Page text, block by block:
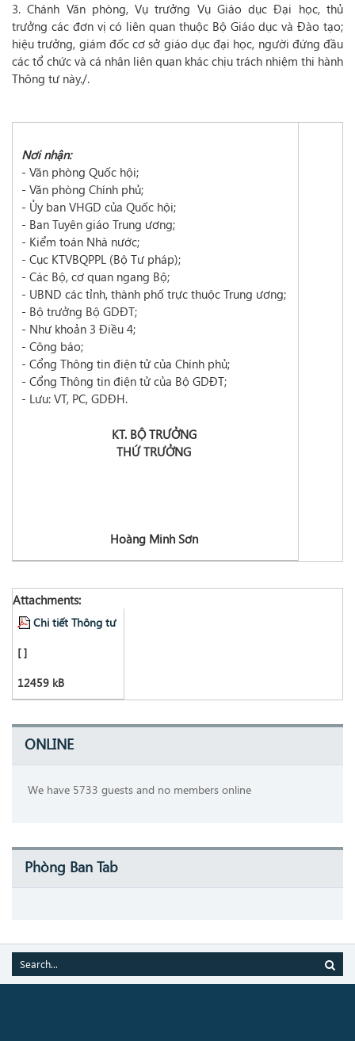
3. Chánh Văn phòng, Vụ trưởng Vụ Giáo dục Đại học, thủ
trưởng các đơn vị có liên quan thuộc Bộ Giáo dục và Đào tạo;
hiệu trưởng, giám đốc cơ sở giáo dục đại học, người đứng đầu
các tổ chức và cá nhân liên quan khác chịu trách nhiệm thi hành
Thông tư này./.
Nơi nhận:
- Văn phòng Quốc hội;
- Văn phòng Chính phủ;
- Ủy ban VHGD của Quốc hội;
- Ban Tuyên giáo Trung ương;
- Kiểm toán Nhà nước;
- Cục KTVBQPPL (Bộ Tư pháp);
- Các Bộ, cơ quan ngang Bộ;
- UBND các tỉnh, thành phố trực thuộc Trung ương;
- Bộ trưởng Bộ GDĐT;
- Như khoản 3 Điều 4;
- Công báo;
- Cổng Thông tin điện tử của Chính phủ;
- Cổng Thông tin điện tử của Bộ GDĐT;
- Lưu: VT, PC, GDĐH.
KT. BỘ TRƯỞNG
THỨ TRƯỞNG
Hoàng Minh Sơn
Attachments:
Chi tiết Thông tư
[ ]
12459 kB
ONLINE
We have 5733 guests and no members online
Phòng Ban Tab